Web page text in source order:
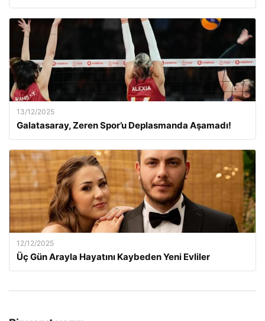
13/12/2025
Galatasaray, Zeren Spor’u Deplasmanda Aşamadı!
12/12/2025
Üç Gün Arayla Hayatını Kaybeden Yeni Evliler